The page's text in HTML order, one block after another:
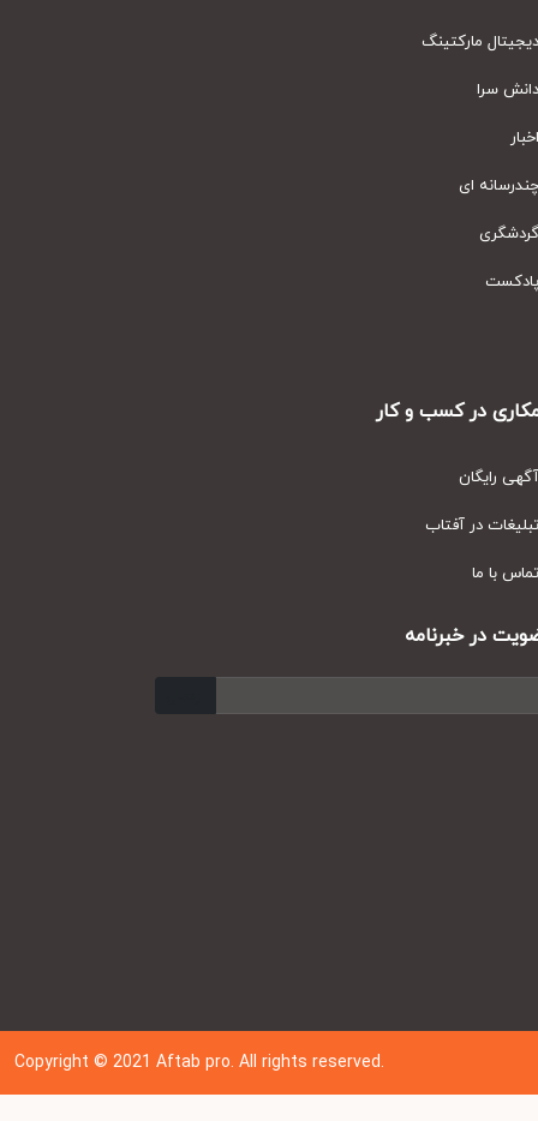
مارکتینگ
سرا
ای
در کسب و کار
رایگان
در آفتاب
با ما
در خبرنامه
Copyright © 202 1Aftab pro. All rights reserved.